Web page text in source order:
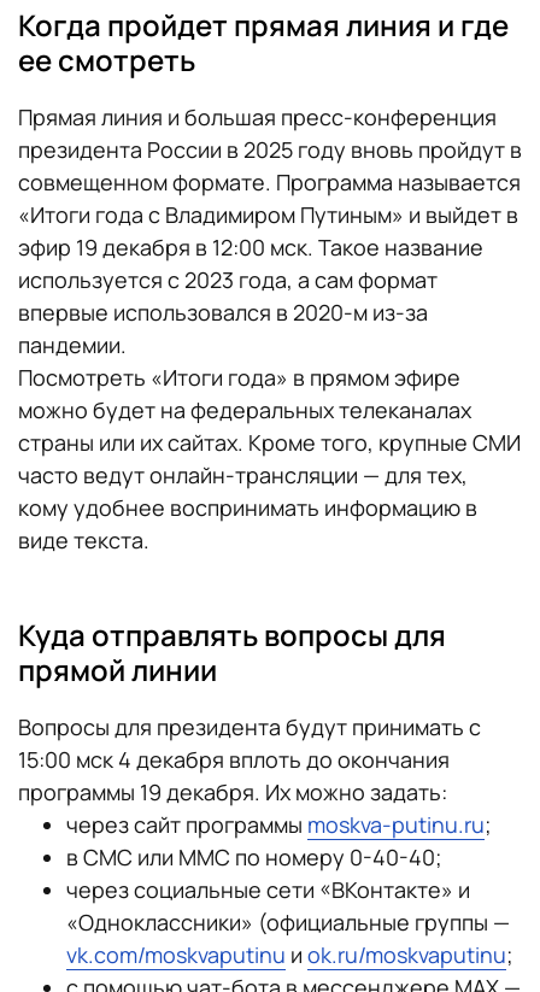
Когда пройдет прямая линия и где
ее смотреть
Прямая линия и большая пресс-конференция
президента России в 2025 году вновь пройдут в
совмещенном формате. Программа называется
«Итоги года с Владимиром Путиным» и выйдет в
эфир 19 декабря в 12:00 мск. Такое название
используется с 2023 года, а сам формат
впервые использовался в 2020-м из-за
пандемии.
Посмотреть «Итоги года» в прямом эфире
можно будет на федеральных телеканалах
страны или их сайтах. Кроме того, крупные СМИ
часто ведут онлайн-трансляции — для тех,
кому удобнее воспринимать информацию в
виде текста.
Куда отправлять вопросы для
прямой линии
Вопросы для президента будут принимать с
15:00 мск 4 декабря вплоть до окончания
программы 19 декабря. Их можно задать:
через сайт программы moskva-putinu.ru;
в СМС или ММС по номеру 0-40-40;
через социальные сети «ВКонтакте» и
«Одноклассники» (официальные группы —
vk.com/moskvaputinu и ok.ru/moskvaputinu;